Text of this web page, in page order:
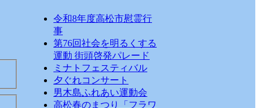
令和8年度高松市慰霊行
事
第76回社会を明るくする
運動 街頭啓発パレード
ミナトフェスティバル
夕ぐれコンサート
男木島ふれあい運動会
高松春のまつり「フラワ